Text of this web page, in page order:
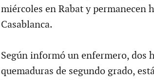
miércoles en Rabat y permanecen
Casablanca.
Según informó un enfermero, dos
quemaduras de segundo grado,